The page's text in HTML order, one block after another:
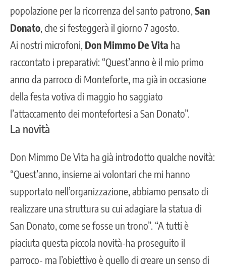
popolazione per la ricorrenza del santo patrono, San
Donato , che si festeggerà il giorno 7 agosto.
Ai nostri microfoni, Don Mimmo De Vita ha
raccontato i preparativi: “Quest’anno è il mio primo
anno da parroco di Monteforte, ma già in occasione
della festa votiva di maggio ho saggiato
l’attaccamento dei montefortesi a San Donato”.
La novità
Don Mimmo De Vita ha già introdotto qualche novità:
“Quest’anno, insieme ai volontari che mi hanno
supportato nell’organizzazione, abbiamo pensato di
realizzare una struttura su cui adagiare la statua di
San Donato, come se fosse un trono”. “A tutti è
piaciuta questa piccola novità-ha proseguito il
parroco- ma l’obiettivo è quello di creare un senso di